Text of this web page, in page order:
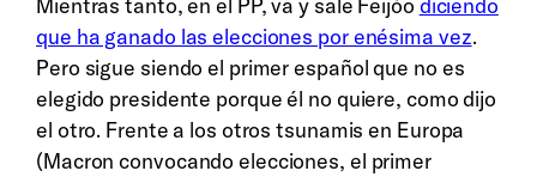
Mientras tanto, en el PP, va y sale Feijóo diciendo
que ha ganado las elecciones por enésima vez.
Pero sigue siendo el primer español que no es
elegido presidente porque él no quiere, como dijo
el otro. Frente a los otros tsunamis en Europa
(Macron convocando elecciones, el primer